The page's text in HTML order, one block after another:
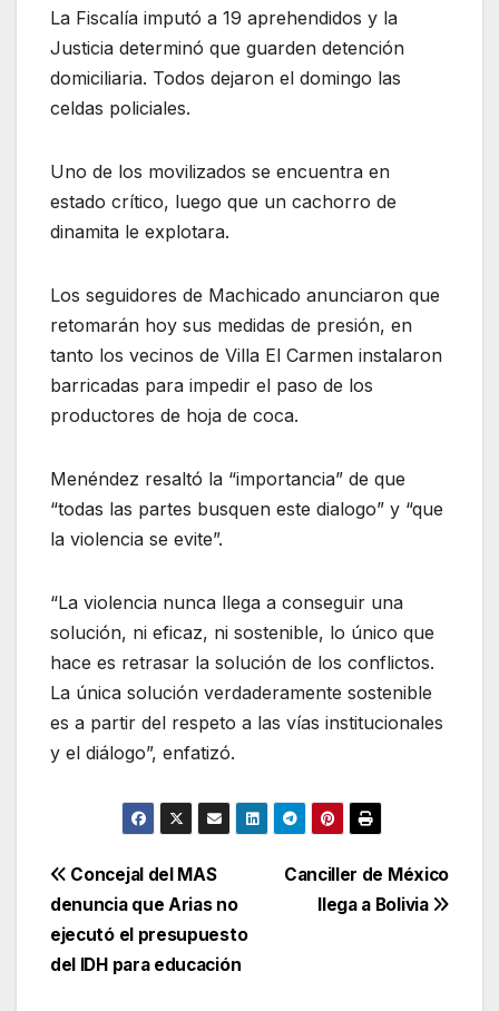
La Fiscalía imputó a 19 aprehendidos y la
Justicia determinó que guarden detención
domiciliaria. Todos dejaron el domingo las
celdas policiales.
Uno de los movilizados se encuentra en
estado crítico, luego que un cachorro de
dinamita le explotara.
Los seguidores de Machicado anunciaron que
retomarán hoy sus medidas de presión, en
tanto los vecinos de Villa El Carmen instalaron
barricadas para impedir el paso de los
productores de hoja de coca.
Menéndez resaltó la “importancia” de que
“todas las partes busquen este dialogo” y “que
la violencia se evite”.
“La violencia nunca llega a conseguir una
solución, ni eficaz, ni sostenible, lo único que
hace es retrasar la solución de los conflictos.
La única solución verdaderamente sostenible
es a partir del respeto a las vías institucionales
y el diálogo”, enfatizó.
Navegación
de
entradas
Canciller de México
llega a Bolivia
Concejal del MAS
denuncia que Arias no
ejecutó el presupuesto
del IDH para educación